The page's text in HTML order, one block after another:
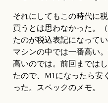
それにしてもこの時代に
買うとは思わなかった。
たのが税込表記になって
マシンの中では一番高い
高いのでは。前回までは
たので、M1になったら安
った。スペックのメモ。